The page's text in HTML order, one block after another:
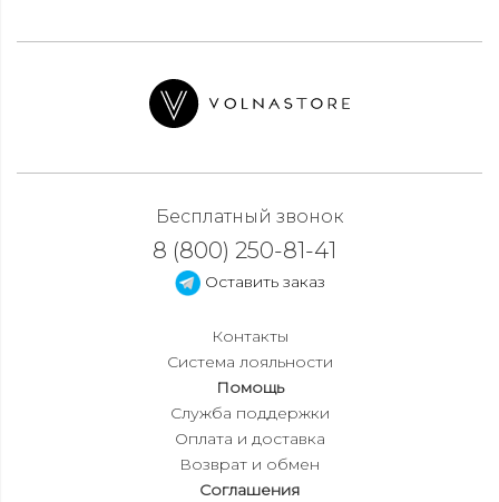
Бесплатный звонок
8 (800) 250-81-41
Оставить заказ
Контакты
Система лояльности
Помощь
Служба поддержки
Оплата и доставка
Возврат и обмен
Соглашения